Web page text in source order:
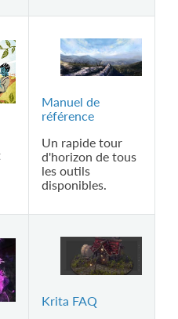
Manuel de
référence
Un rapide tour
d'horizon de tous
les outils
disponibles.
Krita FAQ